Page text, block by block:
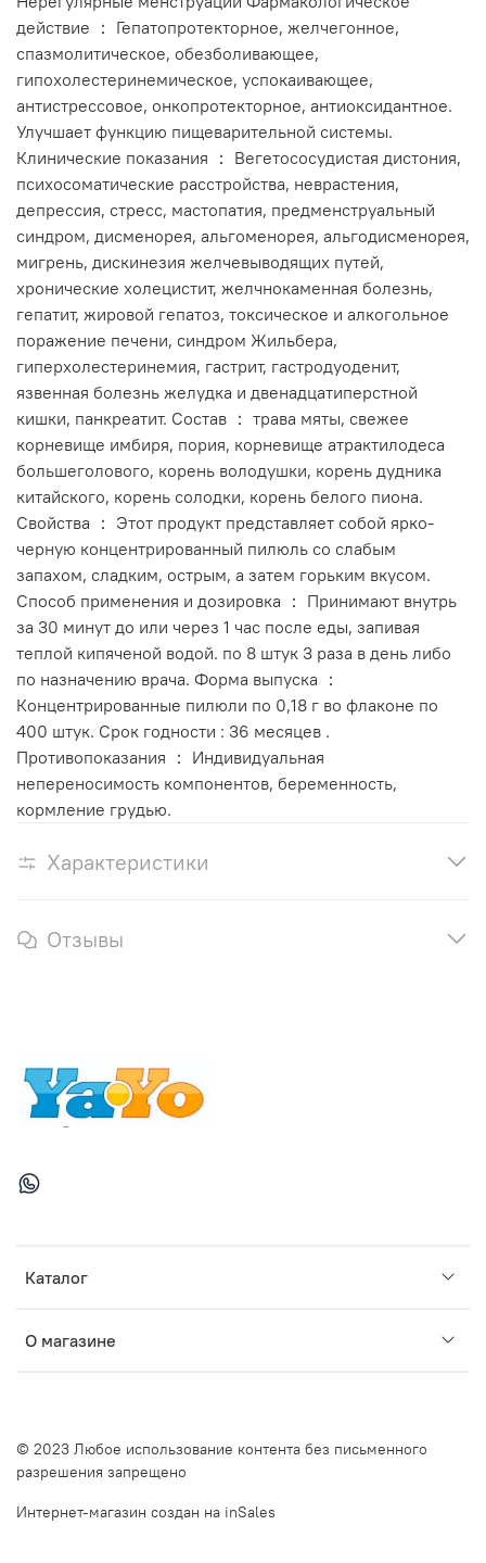
действие ： Гепатопротекторное, желчегонное,
спазмолитическое, обезболивающее,
гипохолестеринемическое, успокаивающее,
антистрессовое, онкопротекторное, антиоксидантное.
Улучшает функцию пищеварительной системы.
Клинические показания ： Вегетососудистая дистония,
психосоматические расстройства, неврастения,
депрессия, стресс, мастопатия, предменструальный
синдром, дисменорея, альгоменорея, альгодисменорея,
мигрень, дискинезия желчевыводящих путей,
хронические холецистит, желчнокаменная болезнь,
гепатит, жировой гепатоз, токсическое и алкогольное
поражение печени, синдром Жильбера,
гиперхолестеринемия, гастрит, гастродуоденит,
язвенная болезнь желудка и двенадцатиперстной
кишки, панкреатит. Состав ： трава мяты, свежее
корневище имбиря, пория, корневище атрактилодеса
большеголового, корень володушки, корень дудника
китайского, корень солодки, корень белого пиона.
Свойства ： Этот продукт представляет собой ярко-
черную концентрированный пилюль со слабым
запахом, сладким, острым, а затем горьким вкусом.
Способ применения и дозировка ： Принимают внутрь
за 30 минут до или через 1 час после еды, запивая
теплой кипяченой водой. по 8 штук 3 раза в день либо
по назначению врача. Форма выпуска ：
Концентрированные пилюли по 0,18 г во флаконе по
400 штук. Срок годности : 36 месяцев .
Противопоказания ： Индивидуальная
непереносимость компонентов, беременность,
кормление грудью.
Характеристики
Отзывы
Каталог
О магазине
© 2023 Любое использование контента без письменного
разрешения запрещено
Интернет-магазин создан на inSales